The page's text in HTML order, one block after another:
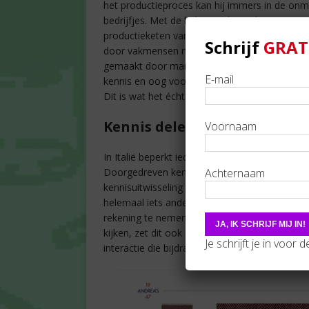
het productieproces kan hij immers in de
bedrijfjes. Met de hulp van die
productieketen van a tot z opzetten.
door vakmensen met veel ervaring. Typisch
gemaakt door manuele tussenstappen. Elk
kennis en oog voor design. Het resultaat is
Dit is wat het échte
Kennis delen
In Italië beperkt iedereen zich tot zijn eigen
Doorgedreven kennis en jarenlange ervaring
kennisuitwisseling tussen alle betrokkenen.
helemaal iets anders dan een eigen fabriek
rekening te nemen. Naast de economische
kijken, zet dit ook een rem op de interactie
interactie die bijdraagt tot de creativiteit.
Schrijf
E-mail
Voornaam
Achternaam
Je schrijft je in voor